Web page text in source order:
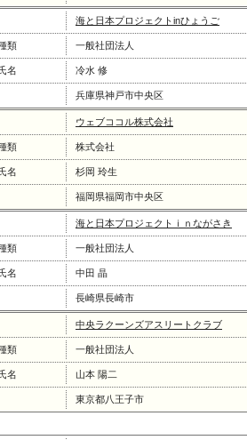
海と日本プロジェクトinひょうご
類 一般社団法人
名 冷水 修
兵庫県神戸市中央区
ウェブココル株式会社
類 株式会社
名 杉岡 玲生
福岡県福岡市中央区
海と日本プロジェクトｉｎながさき
類 一般社団法人
名 中田 晶
長崎県長崎市
中央ラクーンズアスリートクラブ
類 一般社団法人
名 山本 陽二
東京都八王子市